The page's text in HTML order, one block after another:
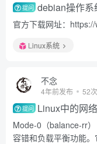
提问 debian操作
官方下载网址：
Linux系统
不念
4年前发布 52
提问 Linux中的网
Mode-0（balance-rr
容错和负载平衡功能。